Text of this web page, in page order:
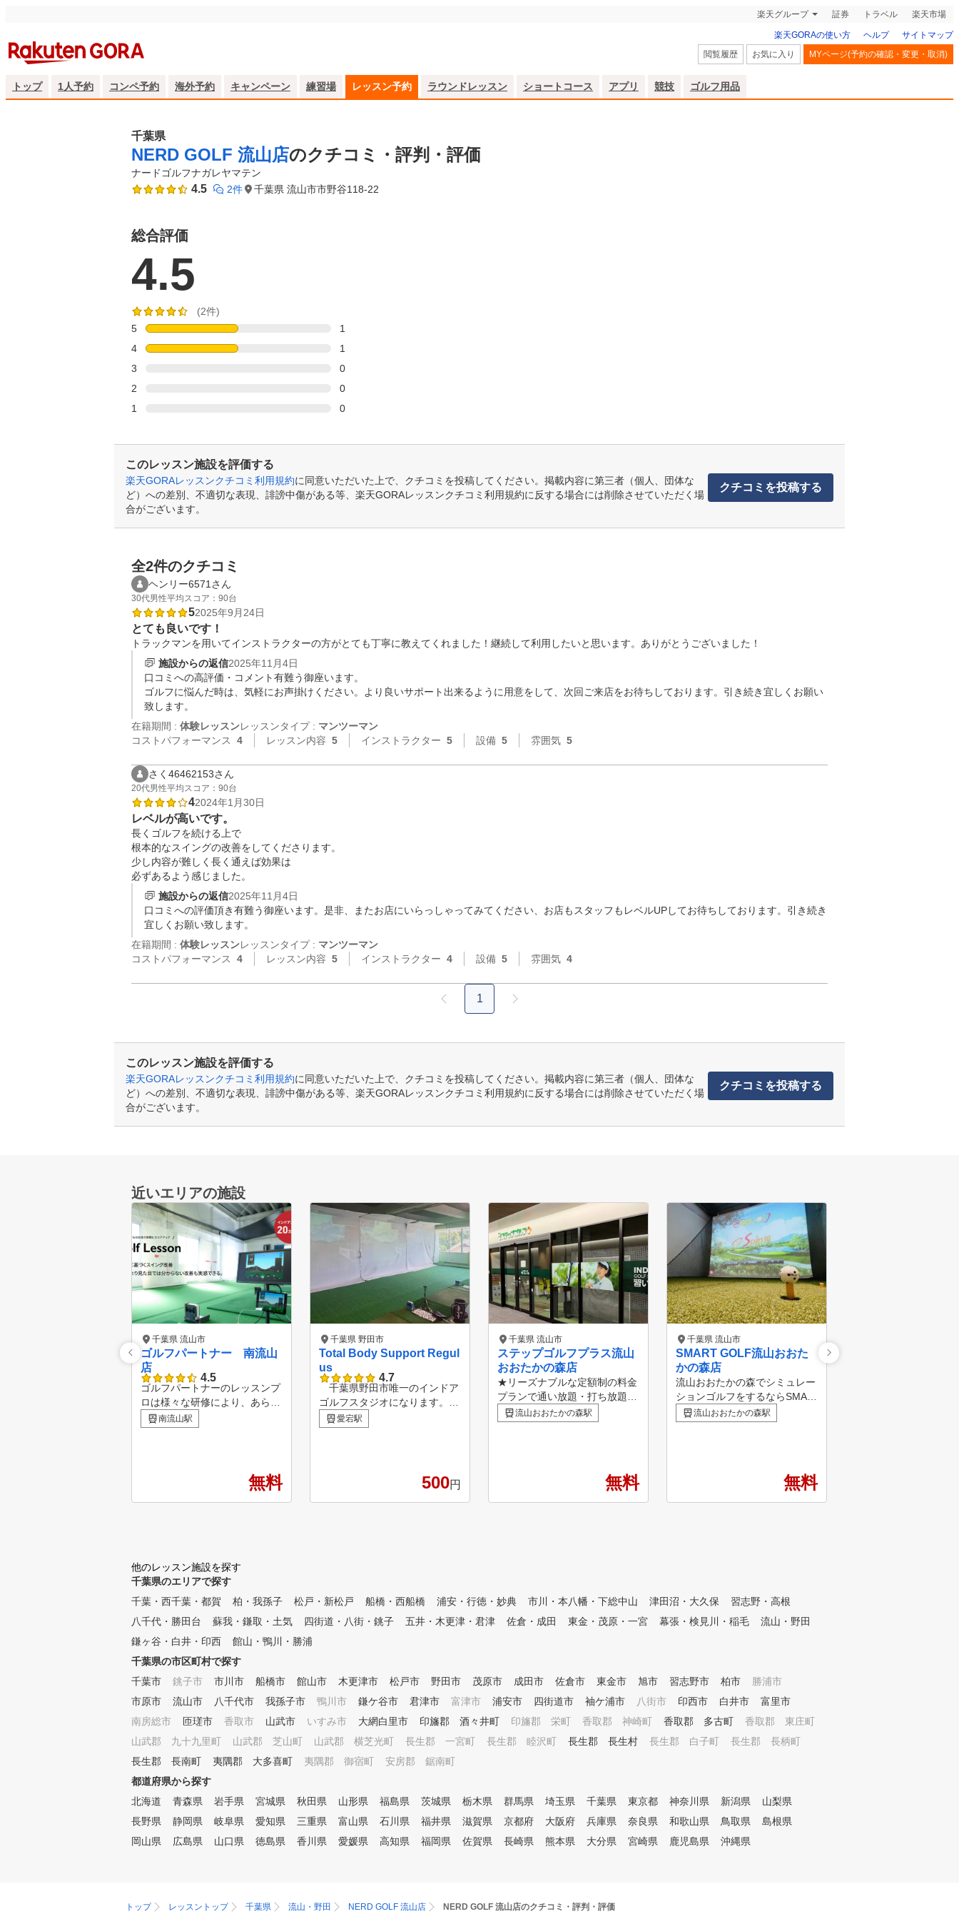
楽天グループ 証券 トラベル 楽天市場
楽天GORAの使い方 ヘルプ
サイトマップ
閲覧履歴
お気に入り MYページ(予約の確認・変更・取消)
トップ 1人予約 コンペ予約 海外予約 キャンペーン 練習場 レッスン予約 ラウンドレッスン ショートコース アプリ 競技 ゴルフ用品
千葉県
NERD GOLF 流山店のクチコミ・評判・評価
ナードゴルフナガレヤマテン
4.5 2件 千葉県 流山市市野谷118-22
総合評価
4.5
(2件)
5
1
4
1
3
0
2
0
1
0
このレッスン施設を評価する
楽天GORAレッスンクチコミ利用規約に同意いただいた上で、クチコミを投稿してください。掲載内容に第三者（個人、団体な
ど）への差別、不適切な表現、誹謗中傷がある等、楽天GORAレッスンクチコミ利用規約に反する場合には削除させていただく場
合がございます。
クチコミを投稿する
全2件のクチコミ
ヘンリー6571さん
30代男性平均スコア：90台
52025年9月24日
とても良いです！
トラックマンを用いてインストラクターの方がとても丁寧に教えてくれました！継続して利用したいと思います。ありがとうございました！
施設からの返信2025年11月4日
口コミへの高評価・コメント有難う御座います。
ゴルフに悩んだ時は、気軽にお声掛けください。より良いサポート出来るように用意をして、次回ご来店をお待ちしております。引き続き宜しくお願い
致します。
在籍期間 : 体験レッスンレッスンタイプ : マンツーマン
コストパフォーマンス
4 レッスン内容 5 インストラクター 5 設備 5 雰囲気 5
さく46462153さん
20代男性平均スコア：90台
42024年1月30日
レベルが高いです。
長くゴルフを続ける上で
根本的なスイングの改善をしてくださります。
少し内容が難しく長く通えば効果は
必ずあるよう感じました。
施設からの返信2025年11月4日
口コミへの評価頂き有難う御座います。是非、またお店にいらっしゃってみてください、お店もスタッフもレベルUPしてお待ちしております。引き続き
宜しくお願い致します。
在籍期間 : 体験レッスンレッスンタイプ : マンツーマン
コストパフォーマンス
4 レッスン内容 5 インストラクター 4 設備 5 雰囲気 4
1
このレッスン施設を評価する
楽天GORAレッスンクチコミ利用規約に同意いただいた上で、クチコミを投稿してください。掲載内容に第三者（個人、団体な
ど）への差別、不適切な表現、誹謗中傷がある等、楽天GORAレッスンクチコミ利用規約に反する場合には削除させていただく場
合がございます。
クチコミを投稿する
近いエリアの施設
千葉県 流山市
ゴルフパートナー 南流山
店
4.5
ゴルフパートナーのレッスンプ
ロは様々な研修により、あらゆ
る方面から生徒様の上達をサポ
ートしています！ ビギナーか
POINT１ 診断・カルテ作成
弾道測定器・シミュレーターを
用いて、現状把握を行う事で、
、お客様のスイングに合った最
適のスイング理論をご提案する
ことで上達をサポートします。
■POINT３ クラブフィッティ
るか、レッスンプロがチェック
いたします。また、次のステッ
わせてご提案いたします。 ■P
OINT４ 筋力・柔軟性 ゴルフ
に必要な筋力は他のスポーツと
宅でも簡単にできるトレーニン
グメニューも合わせて提案しま
す。 ■POINT５ コースマネジ
メント ほとんどのゴルファー
がこの部分でスコアをロスして
います。スコアアップに重要な
トレーニング含めてレッスンい
南流山駅
無料
千葉県 野田市
Total Body Support Regul
us
4.7
千葉県野田市唯一のインドア
ゴルフスタジオになります。ま
た近隣地域内でも圧倒的な低コ
ストでご満足いただける施設に
礎から応用までお客様のレベル
に応じたレッスンが実現可能に
に、全打席に高性能カメラを完
備しご自身のスイングが瞬時に
トレッチや筋力アップまたヨガ
やボディメンテナンス（整体や
リフレクソロジー）などといっ
た身体にアプローチをする指導
も同時に行えるスタジオとなっ
ており、パーソナルトレーニン
ている施術もご体験でき、心技
体すべてにアプローチするスタ
愛宕駅
500円
千葉県 流山市
ステップゴルフプラス流山
おおたかの森店
★リーズナブルな定額制の料金
プランで通い放題・打ち放題！
★つくばエクスプレス/東武ア
ーバンパークライン「流山おお
初心者の方も多数在籍！ ★女
流山おおたかの森駅
無料
千葉県 流山市
SMART GOLF流山おおた
かの森店
流山おおたかの森でシミュレー
ションゴルフをするならSMAR
T GOLF。 完全個室2ルームの
洗練された施設で60分のパーソ
も役立ち、効率的な成長を期待
流山おおたかの森駅
無料
他のレッスン施設を探す
千葉県のエリアで探す
千葉・西千葉・都賀
柏・我孫子 松戸・新松戸 船橋・西船橋 浦安・行徳・妙典 市川・本八幡・下総中山 津田沼・大久保
習志野・高根
八千代・勝田台
蘇我・鎌取・土気 四街道・八街・銚子 五井・木更津・君津 佐倉・成田 東金・茂原・一宮 幕張・検見川・稲毛
流山・野田
鎌ヶ谷・白井・印西
館山・鴨川・勝浦
千葉県の市区町村で探す
千葉市
銚子市 市川市 船橋市 館山市 木更津市 松戸市 野田市 茂原市 成田市 佐倉市 東金市 旭市 習志野市 柏市
勝浦市
市原市
流山市 八千代市 我孫子市 鴨川市 鎌ケ谷市 君津市 富津市 浦安市 四街道市 袖ケ浦市 八街市 印西市 白井市
富里市
南房総市
匝瑳市 香取市 山武市 いすみ市 大網白里市 印旛郡 酒々井町 印旛郡 栄町 香取郡 神崎町 香取郡 多古町
香取郡 東庄町
山武郡 九十九里町
山武郡 芝山町 山武郡 横芝光町 長生郡 一宮町 長生郡 睦沢町 長生郡 長生村 長生郡 白子町
長生郡 長柄町
長生郡 長南町
夷隅郡 大多喜町 夷隅郡 御宿町
安房郡 鋸南町
都道府県から探す
北海道
青森県 岩手県 宮城県 秋田県 山形県 福島県 茨城県 栃木県 群馬県 埼玉県 千葉県 東京都 神奈川県 新潟県
山梨県
長野県
静岡県 岐阜県 愛知県 三重県 富山県 石川県 福井県 滋賀県 京都府 大阪府 兵庫県 奈良県 和歌山県 鳥取県
島根県
岡山県
広島県 山口県 徳島県 香川県 愛媛県 高知県 福岡県 佐賀県 長崎県 熊本県 大分県 宮崎県 鹿児島県 沖縄県
トップ レッスントップ 千葉県 流山・野田 NERD GOLF 流山店 NERD GOLF 流山店のクチコミ・評判・評価